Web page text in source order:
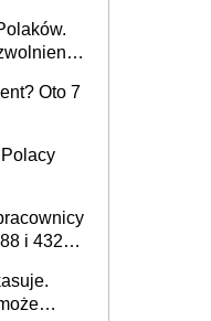
Oto 7
i 432